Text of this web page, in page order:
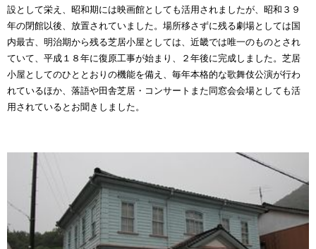
設として栄え、昭和期には映画館としても活用されましたが、昭和３９
年の閉館以後、放置されていました。場所移さずに残る劇場としては国
内最古、明治期から残る芝居小屋としては、近畿では唯一のものとされ
ていて、平成１８年に復原工事が始まり、２年後に完成しました。芝居
小屋としてのひととおりの機能を備え、毎年本格的な歌舞伎公演が行わ
れているほか、落語や田舎芝居・コンサートまた同窓会会場としても活
用されているとお聞きしました。